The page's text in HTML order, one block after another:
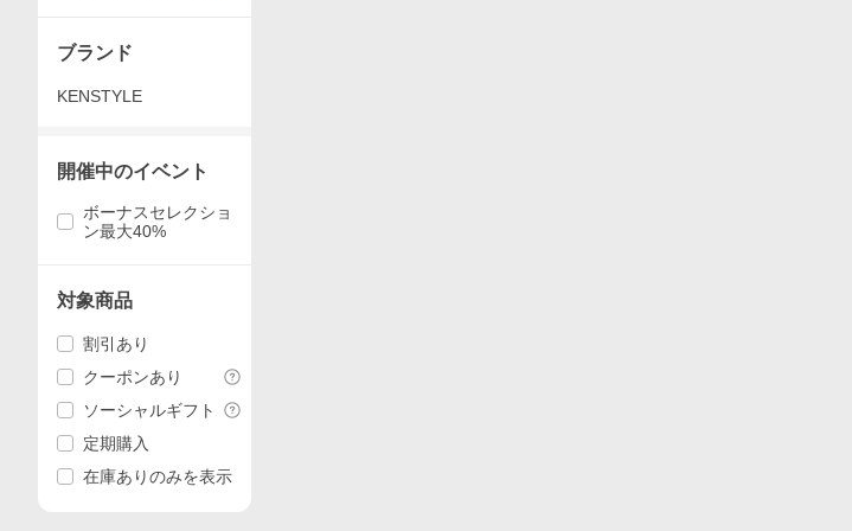
ブランド
KENSTYLE
開催中のイベント
ボーナスセレクショ
ン最大40%
対象商品
割引あり
クーポンあり
ソーシャルギフト
定期購入
在庫ありのみを表示